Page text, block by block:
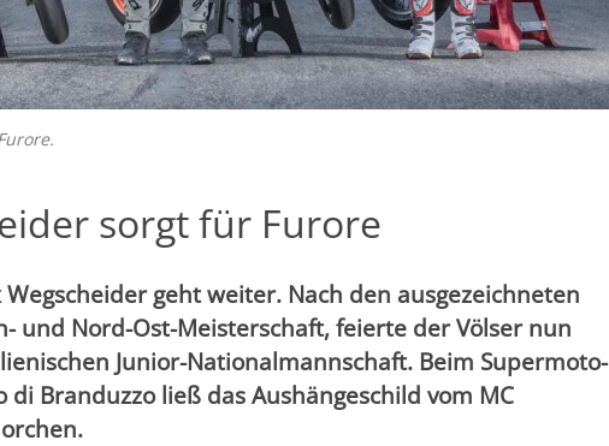
sorgt für Furore
geht weiter. Nach den ausgezeichneten
und Nord-Ost-Meisterschaft, feierte der Völser nun
Junior-Nationalmannschaft. Beim Supermoto-
Branduzzo ließ das Aushängeschild vom MC